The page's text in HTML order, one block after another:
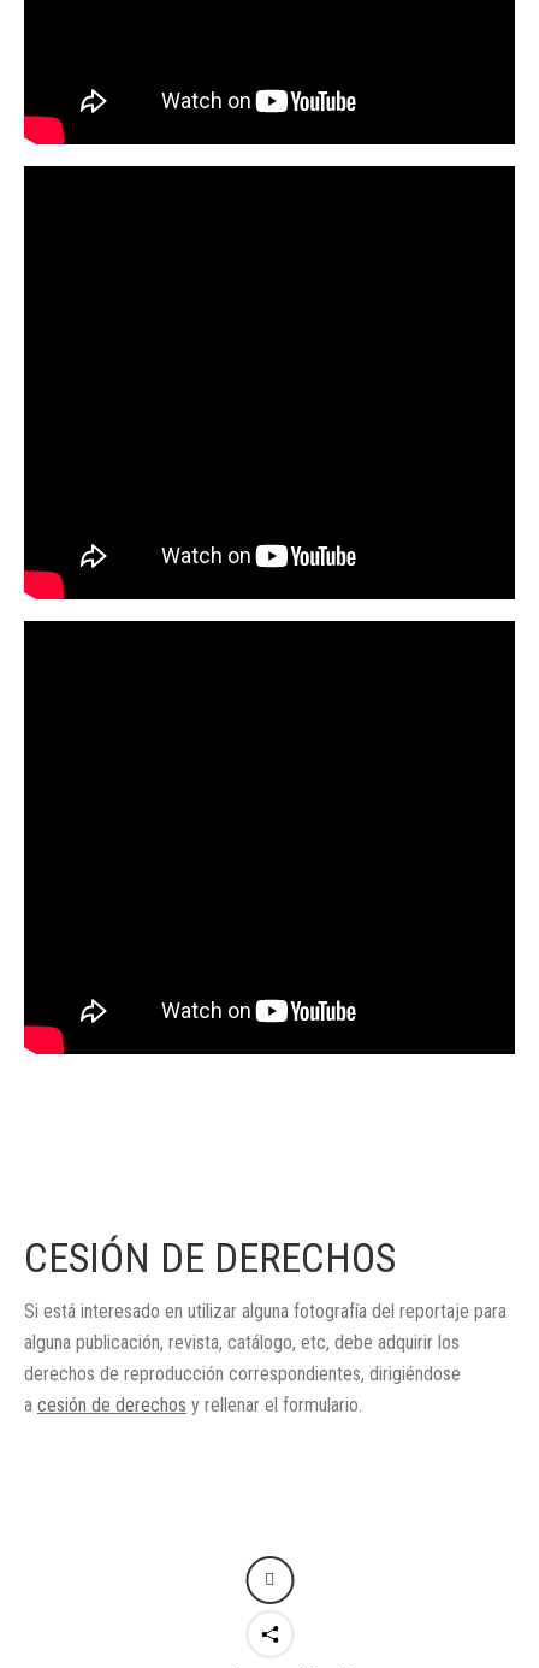
CESIÓN DE DERECHOS
Si está interesado en utilizar alguna fotografía del reportaje para
alguna publicación, revista, catálogo, etc, debe adquirir los
derechos de reproducción correspondientes, dirigiéndose
a cesión de derechos y rellenar el formulario.